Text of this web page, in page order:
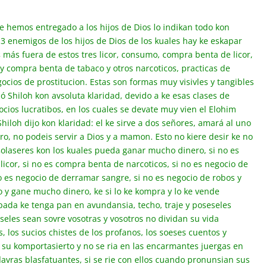
hemos entregado a los hijos de Dios lo indikan todo kon
enemigos de los hijos de Dios de los kuales hay ke eskapar
fuera de estos tres licor, consumo, compra benta de licor,
compra benta de tabaco y otros narcoticos, practicas de
de prostitucion. Estas son formas muy visivles y tangibles
Shiloh kon avsoluta klaridad, devido a ke esas clases de
lucratibos, en los cuales se devate muy vien el Elohim
dijo kon klaridad: el ke sirve a dos señores, amará al uno
no podeis servir a Dios y a mamon. Esto no kiere desir ke no
kon los kuales pueda ganar mucho dinero, si no es
si no es compra benta de narcoticos, si no es negocio de
negocio de derramar sangre, si no es negocio de robos y
gane mucho dinero, ke si lo ke kompra y lo ke vende
ke tenga pan en avundansia, techo, traje y poseseles
sean sovre vosotras y vosotros no dividan su vida
sucios chistes de los profanos, los soeses cuentos y
komportasierto y no se ria en las encarmantes juergas en
blasfatuantes, si se rie con ellos cuando pronunsian sus